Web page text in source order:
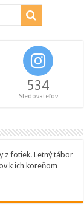
534
Sledovateľov
z fotiek. Letný tábor
k ich koreňom